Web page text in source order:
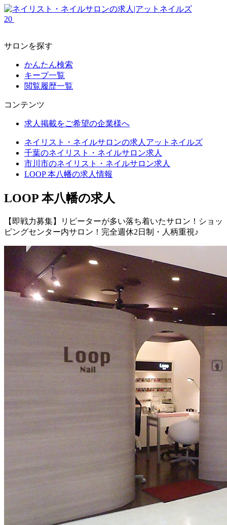
20
サロンを探す
かんたん検索
キープ一覧
閲覧履歴一覧
コンテンツ
求人掲載をご希望の企業様へ
ネイリスト・ネイルサロンの求人アットネイルズ
千葉のネイリスト・ネイルサロン求人
市川市のネイリスト・ネイルサロン求人
LOOP 本八幡の求人情報
LOOP 本八幡の求人
【即戦力募集】リピーターが多い落ち着いたサロン！ショッ
ピングセンター内サロン！完全週休2日制・人柄重視♪